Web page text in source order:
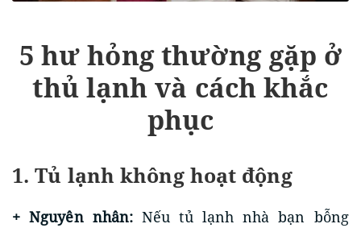
5 hư hỏng thường gặp ở
thủ lạnh và cách khắc
phục
1. Tủ lạnh không hoạt động
+ Nguyên nhân: Nếu tủ lạnh nhà bạn bỗng